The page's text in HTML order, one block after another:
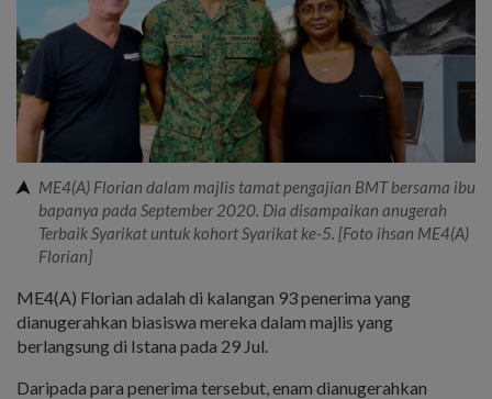
ME4(A) Florian dalam majlis tamat pengajian BMT bersama ibu
bapanya pada September 2020. Dia disampaikan anugerah
Terbaik Syarikat untuk kohort Syarikat ke-5. [Foto ihsan ME4(A)
Florian]
ME4(A) Florian adalah di kalangan 93 penerima yang
dianugerahkan biasiswa mereka dalam majlis yang
berlangsung di Istana pada 29 Jul.
Daripada para penerima tersebut, enam dianugerahkan